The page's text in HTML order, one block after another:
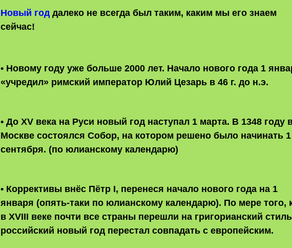
Новый год далеко не всегда был таким, каким мы его знаем
сейчас!
• Новому году уже больше 2000 лет. Начало нового года 1
«учредил» римский император Юлий Цезарь в 46 г. до н.э.
• До XV века на Руси новый год наступал 1 марта. В 1348 году
Москве состоялся Собор, на котором решено было начинать 1
сентября. (по юлианскому календарю)
• Коррективы внёс Пётр I, перенеся начало нового года на 1
января (опять-таки по юлианскому календарю). По мере того,
в XVIII веке почти все страны перешли на григорианский
российский новый год перестал совпадать с европейским.